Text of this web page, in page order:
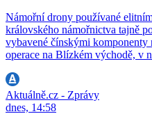
Námořní drony používané
královského námořnictva tajně
vybavené čínskými
operace na Blízkém východě, v
Aktuálně.cz - Zprávy
dnes, 14:58